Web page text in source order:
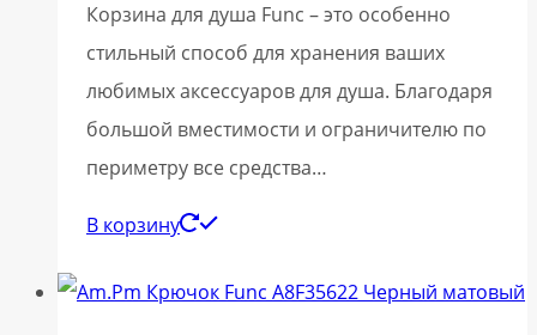
Корзина для душа Func – это особенно
стильный способ для хранения ваших
любимых аксессуаров для душа. Благодаря
большой вместимости и ограничителю по
периметру все средства…
В корзину